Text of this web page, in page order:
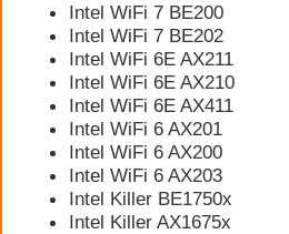
Intel WiFi 7 BE200
Intel WiFi 7 BE202
Intel WiFi 6E AX211
Intel WiFi 6E AX210
Intel WiFi 6E AX411
Intel WiFi 6 AX201
Intel WiFi 6 AX200
Intel WiFi 6 AX203
Intel Killer BE1750x
Intel Killer AX1675x